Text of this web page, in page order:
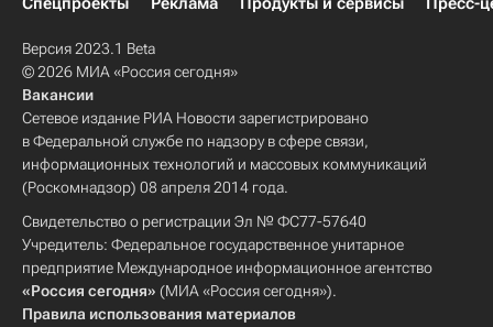
Версия 2023.1 Beta
© 2026 МИА «Россия сегодня»
Вакансии
Сетевое издание РИА Новости зарегистрировано
в Федеральной службе по надзору в сфере связи,
информационных технологий и массовых коммуникаций
(Роскомнадзор) 08 апреля 2014 года.
Свидетельство о регистрации Эл № ФС77-57640
Учредитель: Федеральное государственное унитарное
предприятие Международное информационное агентство
«Россия сегодня» (МИА «Россия сегодня»).
Правила использования материалов